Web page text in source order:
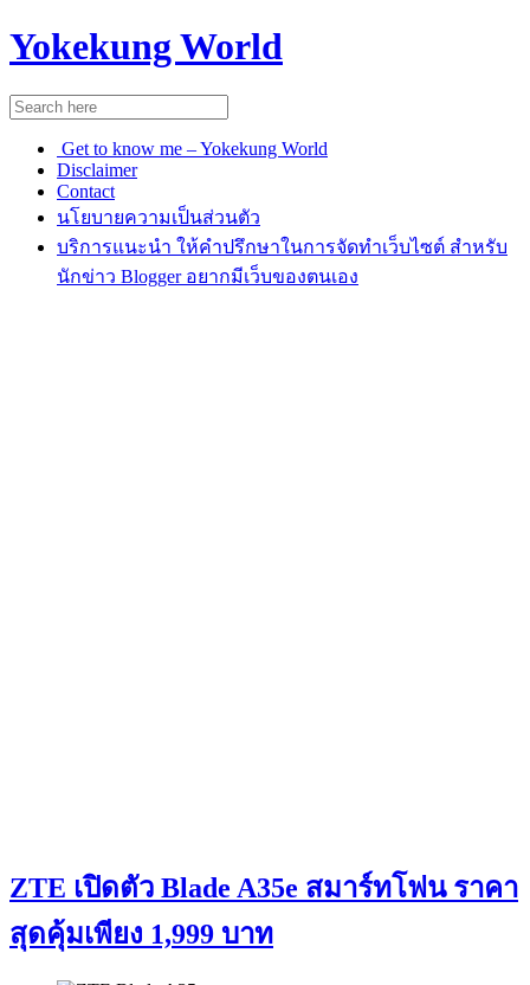
Yokekung World
Get to know me – Yokekung World
Disclaimer
Contact
นโยบายความเป็นส่วนตัว
บริการแนะนำ ให้คำปรึกษาในการจัดทำเว็บไซต์ สำหรับ
นักข่าว Blogger อยากมีเว็บของตนเอง
ZTE เปิดตัว Blade A35e สมาร์ทโฟน ราคา
สุดคุ้มเพียง 1,999 บาท